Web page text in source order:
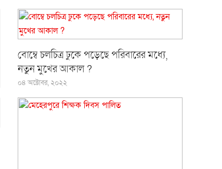
বোম্বে চলচিত্র ঢুকে পড়েছে পরিবারের মধ্যে,
নতুন মুখের আকাল ?
০৪ অক্টোবর, ২০২২